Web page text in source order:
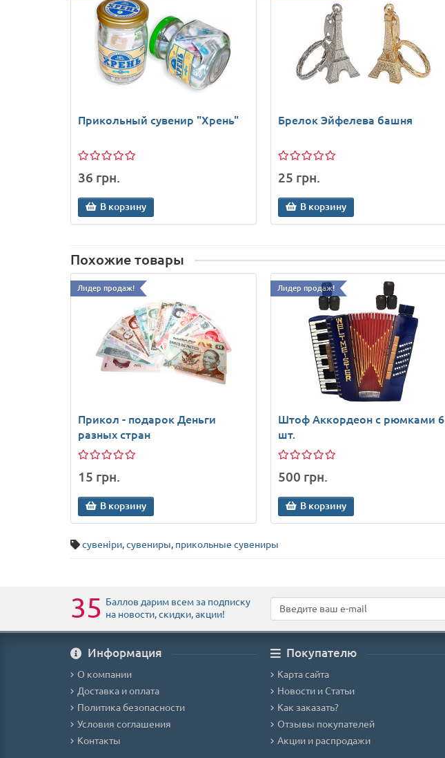
Прикольный сувенир "Хрень"
36 грн.
В корзину
Брелок Эйфелева башня
25 грн.
В корзину
Похожие товары
Лидер продаж!
Прикол - подарок Деньги
разных стран
15 грн.
В корзину
Лидер продаж!
Штоф Аккордеон с рюмками 6
шт.
500 грн.
В корзину
сувеніри,сувениры, прикольные сувениры
35 Баллов дарим всем за подписку
на новости, скидки, акции!
Информация
О компании
Доставка и оплата
Политика безопасности
Условия соглашения
Контакты
Покупателю
Карта сайта
Новости и Статьи
Как заказать?
Отзывы покупателей
Акции и распродажи